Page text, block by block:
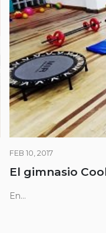
FEB 10, 2017
El gimnasio
En...